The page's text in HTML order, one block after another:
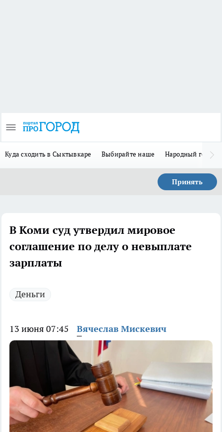
Куда сходить в Сыктывкаре Выбирайте наше Народный герой-
Принять
В Коми суд утвердил мировое
соглашение по делу о невыплате
зарплаты
Деньги
13 июня 07:45 Вячеслав Мискевич